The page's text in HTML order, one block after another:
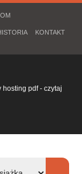
KONTAKT
pdf - czytaj